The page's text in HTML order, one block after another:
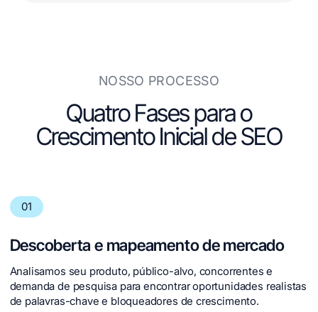
NOSSO PROCESSO
Quatro Fases para o
Crescimento Inicial de SEO
01
Descoberta e mapeamento de mercado
Analisamos seu produto, público-alvo, concorrentes e
demanda de pesquisa para encontrar oportunidades realistas
de palavras-chave e bloqueadores de crescimento.